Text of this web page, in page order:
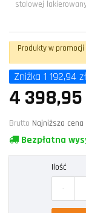
Produkty w
Zniżka 1 192,94 zł
4 398,95
Brutto Najniższa
Bezpłatna
Ilość
-